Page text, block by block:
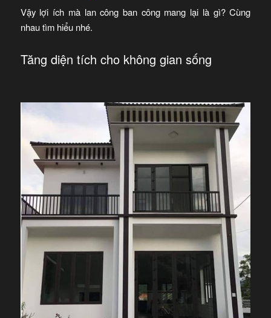
Vậy lợi ích mà lan công ban công mang lại là gì? Cùng
nhau tìm hiểu nhé.
Tăng diện tích cho không gian sống